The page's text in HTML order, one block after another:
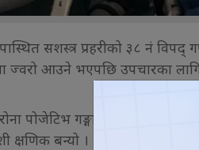
सशस्त्र प्रहरीको ३८ नं
ज्वरो आउने भएपछि उपचारका
पोजेटिभ गङ्गा पाँच दिन त्यहीँ
क्षणिक बन्यो । भोलिपल्टै बान्ता